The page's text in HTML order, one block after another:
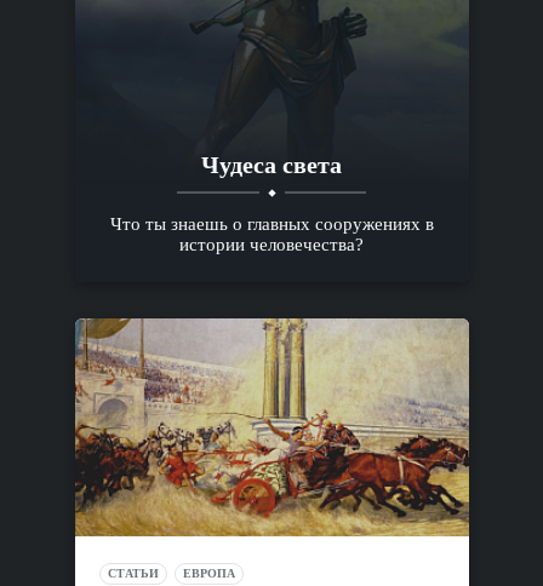
Чудеса света
Что ты знаешь о главных сооружениях в
истории человечества?
СТАТЬИ ЕВРОПА